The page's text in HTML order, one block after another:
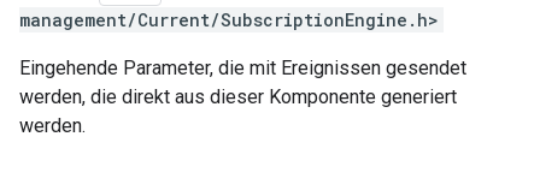
management/Current/SubscriptionEngine.h>
Eingehende Parameter, die mit Ereignissen gesendet
werden, die direkt aus dieser Komponente generiert
werden.